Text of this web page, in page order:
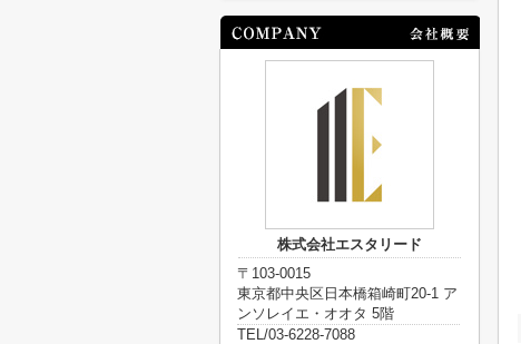
株式会社エスタリード
〒103-0015
東京都中央区日本橋箱崎町20-1 ア
ンソレイエ・オオタ 5階
TEL/03-6228-7088